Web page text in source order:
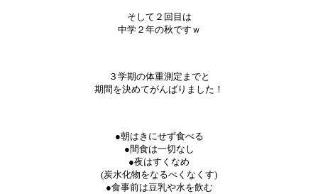
そして２回目は
中学２年の秋ですｗ
３学期の体重測定までと
期間を決めてがんばりました！
●朝はきにせず食べる
●間食は一切なし
●夜はすくなめ
(炭水化物をなるべくなくす)
●食事前は豆乳や水を飲む